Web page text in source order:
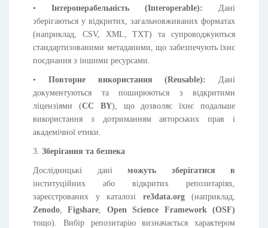
• Інтероперабельність (Interoperable): Дані
зберігаються у відкритих, загальновживаних форматах
(наприклад, CSV, XML, TXT) та супроводжуються
стандартизованими метаданими, що забезпечують їхнє
поєднання з іншими ресурсами.
• Повторне використання (Reusable): Дані
документуються та поширюються з відкритими
ліцензіями (CC BY), що дозволяє їхнє подальше
використання з дотриманням авторських прав і
академічної етики.
3. Зберігання та безпека
Дослідницькі дані можуть зберігатися
в
інституційних або відкритих репозитаріях,
зареєстрованих у каталозі re3data.org(наприклад,
Zenodo ,Figshare
Open Science Framework (OSF)
тощо). Вибір репозитарію визначається характером